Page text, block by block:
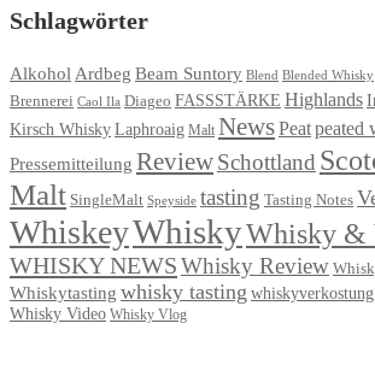
Schlagwörter
Alkohol Ardbeg Beam Suntory Blend Blended Whisky
Brennerei Caol Ila Diageo FASSSTÄRKE Highlands
Kirsch Whisky Laphroaig Malt NewsPeatpeated
Pressemitteilung ReviewSchottland
Malt SingleMalt Speyside tasting Tasting Notes
WhiskeyWhiskyWhisky &
WHISKY NEWSWhisky Review
Whiskytasting whisky tasting whiskyverkostung
Whisky Video Whisky Vlog